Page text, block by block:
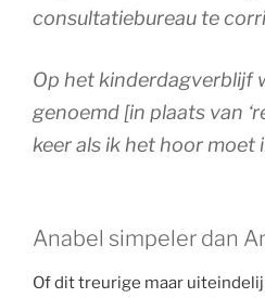
consultatiebureau te
Op het kinderdagverblijf
genoemd [in plaats van
keer als ik het hoor moet
Anabel simpeler dan
Of dit treurige maar